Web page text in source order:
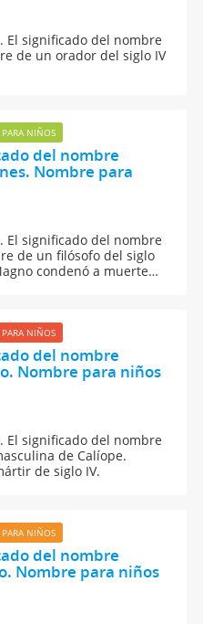
El significado del nombre
de un orador del siglo IV
NIÑOS
del nombre
Nombre para
El significado del nombre
de un filósofo del siglo
condenó a muerte
NIÑOS
del nombre
Nombre para niños
El significado del nombre
de Calíope.
de siglo IV.
NIÑOS
del nombre
Nombre para niños